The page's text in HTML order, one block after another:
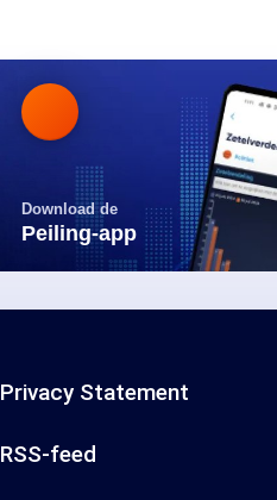
Download de
Peiling-app
Privacy Statement
RSS-feed